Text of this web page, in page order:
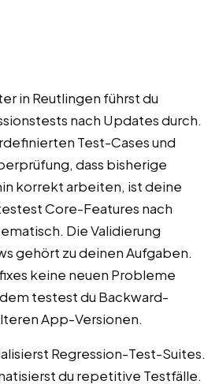
in Reutlingen führst du
nach Updates durch.
Test-Cases und
dass bisherige
korrekt arbeiten, ist deine
Core-Features nach
Die Validierung
gehört zu deinen Aufgaben.
keine neuen Probleme
testest du Backward-
App-Versionen.
Regression-Test-Suites.
du repetitive Testfälle.